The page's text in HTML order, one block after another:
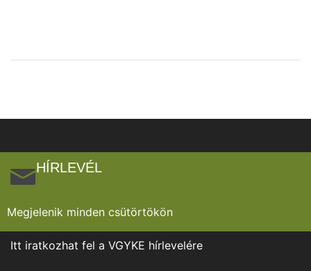
HÍRLEVÉL
Megjelenik minden csütörtökön
Itt iratkozhat fel a VGYKE hírlevelére